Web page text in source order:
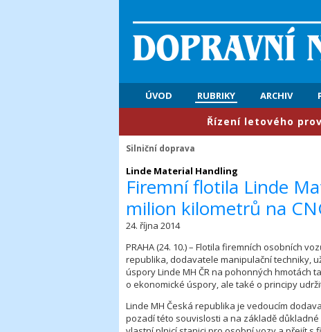
ÚVOD RUBRIKY ARCHIV
​Řízení letového provozu:
Silniční doprava
Linde Material Handling
Firemní flotila Linde
milion kilometrů na
24. října 2014
PRAHA (24. 10.) – Flotila firemních osobních
republika, dodavatele manipulační techniky,
úspory Linde MH ČR na pohonných hmotách
o ekonomické úspory, ale také o principy
Linde MH Česká republika je vedoucím
pozadí této souvislosti a na základě